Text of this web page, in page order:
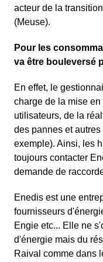
acteur de la
(Meuse).
Pour les
va être bouleversé
En effet, le
charge de la mise
utilisateurs, de la
des pannes et
exemple). Ainsi, les
toujours contacter
demande de
Enedis est une
fournisseurs
Engie etc... Elle ne
d'énergie mais du
Raival comme dans